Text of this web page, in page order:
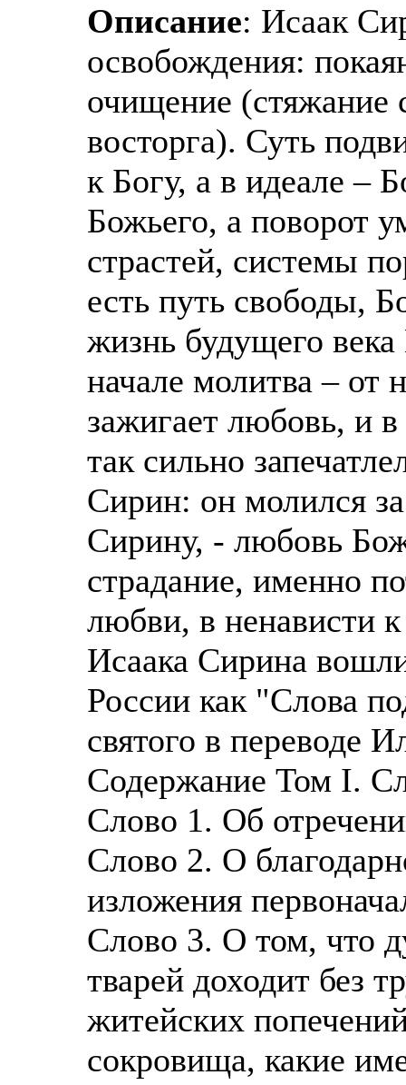
Описание: Исаак
освобождения:
очищение (стяжание
восторга). Суть
к Богу, а в идеале –
Божьего, а поворот
страстей, системы
есть путь свободы,
жизнь будущего
начале молитва – от
зажигает любовь, и
так сильно
Сирин: он молился
Сирину, - любовь
страдание, именно
любви, в ненависти
Исаака Сирина
России как "Слова
святого в переводе
Содержание Том I.
Слово 1. Об
Слово 2. О
изложения
Слово 3. О том, что
тварей доходит без
житейских
сокровища, какие